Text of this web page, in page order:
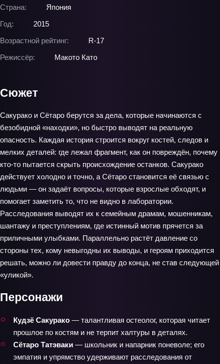
Страна:
Япония
Год:
2015
Возрастной рейтинг:
R-17
Режиссёр:
Макото Като
Сюжет
Сакурако и Сётаро берутся за дела, которые начинаются с
безобидной «находки», но быстро выводят на реальную
опасность. Каждая история строится вокруг костей, следов и
мелких деталей: где лежал фрагмент, как он повреждён, почему
кто‑то пытается скрыть происхождение останков. Сакурако
действует холодно и точно, а Сётаро становится её связью с
людьми — он задаёт вопросы, которые взрослые обходят, и
помогает заметить то, что не видно в лаборатории.
Расследования выводят их к семейным драмам, мошенникам,
шантажу и преступлениям, где истинный мотив прячется за
приличными улыбками. Параллельно растёт давление со
стороны тех, кому невыгодны их выводы, и героям приходится
решать, можно ли довести правду до конца, не став следующей
«уликой».
Персонажи
Кудзё Сакурако — талантливая остеолог, которая читает
прошлое по костям и не терпит халтуры в деталях.
Сётаро Татэваки — школьник и напарник поневоле; его
эмпатия и упрямство удерживают расследования от